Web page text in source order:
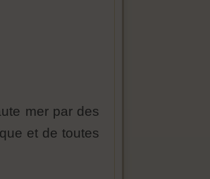
mer par des
et de toutes